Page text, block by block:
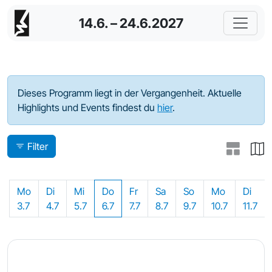
14.6. – 24.6.2027
Programm - 2023
Dieses Programm liegt in der Vergangenheit. Aktuelle
Highlights und Events findest du hier.
Filter
Mo
3.7
Di
4.7
Mi
5.7
Do
6.7
Fr
7.7
Sa
8.7
So
9.7
Mo
10.7
Di
11.7